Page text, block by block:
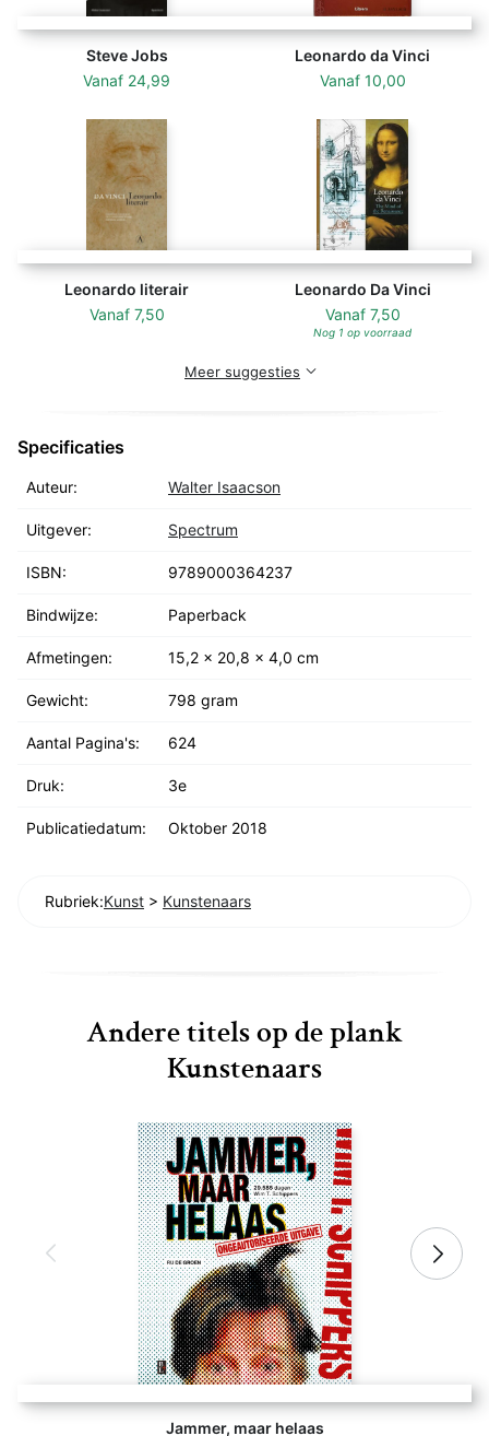
Aspen Institute en voorheen voorzitter van CNN en
hoofdredacteur vanTime Magazine.
Steve Jobs
Vanaf 24,99
Leonardo da Vinci
Vanaf 10,00
Leonardo literair
Vanaf 7,50
Leonardo Da Vinci
Vanaf 7,50
Nog 1 op voorraad
Meer suggesties
Specificaties
Auteur: Walter Isaacson
Uitgever: Spectrum
ISBN: 9789000364237
Bindwijze: Paperback
Afmetingen: 15,2 x 20,8 x 4,0 cm
Gewicht: 798 gram
Aantal Pagina's: 624
Druk: 3e
Publicatiedatum: Oktober 2018
Rubriek:Kunst > Kunstenaars
Andere titels op de plank
Kunstenaars
Jammer, maar helaas